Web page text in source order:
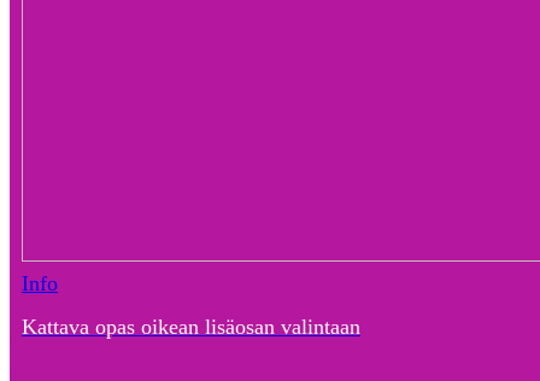
Info
Kattava opas oikean lisäosan valintaan